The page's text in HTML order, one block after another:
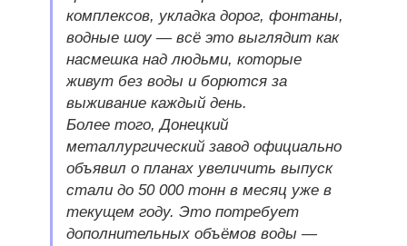
комплексов, укладка дорог, фонтаны,
водные шоу — всё это выглядит как
насмешка над людьми, которые
живут без воды и борются за
выживание каждый день.
Более того, Донецкий
металлургический завод официально
объявил о планах увеличить выпуск
стали до 50 000 тонн в месяц уже в
текущем году. Это потребует
дополнительных объёмов воды —